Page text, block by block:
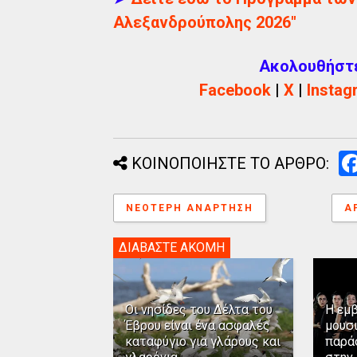
Αλεξανδρούπολης 2026"
Facebook| X|
ΚΟΙΝΟΠΟΙΗΣΤΕ ΤΟ ΑΡΘΡΟ:
ΝΕΌΤΕΡΗ ΑΝΆΡΤΗΣΗ
ΔΙΑΒΑΣΤΕ ΑΚΟΜΗ
Οι νησίδες του Δέλτα του
Έβρου είναι ένα ασφαλές
καταφύγιο για γλάρους και
Η